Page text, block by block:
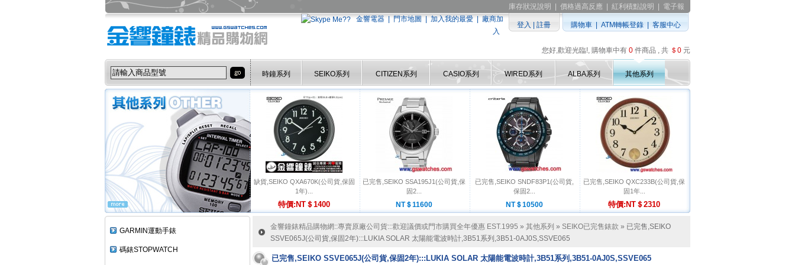
庫存狀況說明 價格過高反應 紅利積點說明
電子報
金響電器
門市地圖 加入我的最愛
廠商加
入
登入 註冊 購物車 ATM轉帳登錄 客服中心
您好,歡迎光臨!, 購物車中有 0 件商品 , 共 ＄0 元
時鐘系列 SEIKO系列 CITIZEN系列 CASIO系列 WIRED系列 ALBA系列 其他系列
缺貨,SEIKO QXA670K(公司貨,保固
1年)...
特價:NT＄1400
已完售,SEIKO SSA195J1(公司貨,保
固2...
NT＄11600
已完售,SEIKO SNDF83P1(公司貨,
保固2...
NT＄10500
已完售,SEIKO QXC233B(公司貨,保
固1年...
特價:NT＄2310
GARMIN運動手錶
碼錶STOPWATCH
金響鐘錶精品購物網::專賣原廠公司貨:::歡迎議價或門市購買全年優惠 EST.1995 » 其他系列 » SEIKO已完售錶款 » 已完售,SEIKO
SSVE065J(公司貨,保固2年):::LUKIA SOLAR 太陽能電波時計,3B51系列,3B51-0AJ0S,SSVE065
已完售,SEIKO SSVE065J(公司貨,保固2年):::LUKIA SOLAR 太陽能電波時計,3B51系列,3B51-0AJ0S,SSVE065